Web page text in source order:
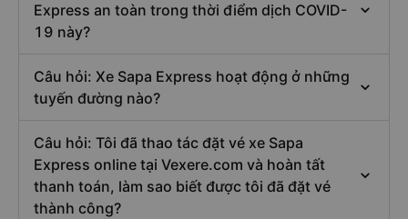
Express an toàn trong thời điểm dịch COVID-
19 này?
Câu hỏi: Xe Sapa Express hoạt động ở những
tuyến đường nào?
Câu hỏi: Tôi đã thao tác đặt vé xe Sapa
Express online tại Vexere.com và hoàn tất
thanh toán, làm sao biết được tôi đã đặt vé
thành công?